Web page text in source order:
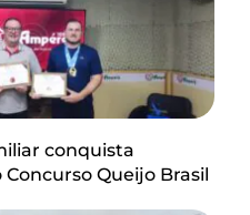
conquista
Queijo Brasil